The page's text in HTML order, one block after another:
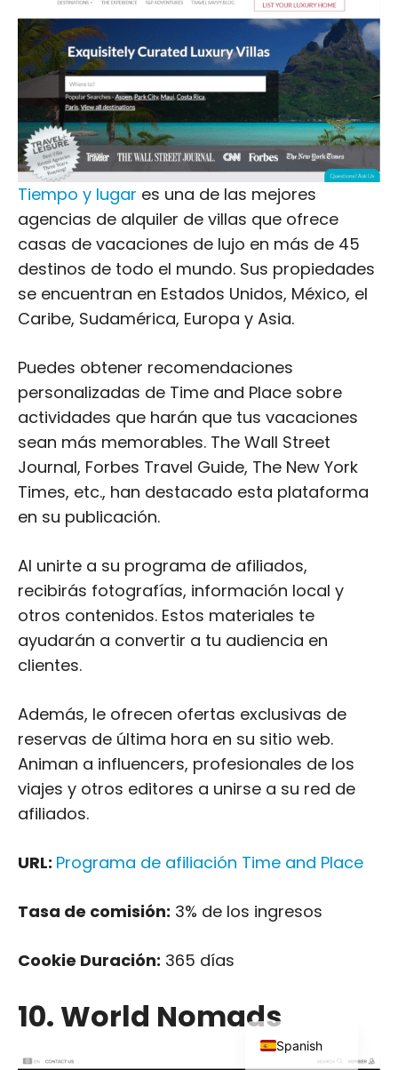
Tiempo y lugar es una de las mejores
agencias de alquiler de villas que ofrece
casas de vacaciones de lujo en más de 45
destinos de todo el mundo. Sus propiedades
se encuentran en Estados Unidos, México, el
Caribe, Sudamérica, Europa y Asia.
Puedes obtener recomendaciones
personalizadas de Time and Place sobre
actividades que harán que tus vacaciones
sean más memorables. The Wall Street
Journal, Forbes Travel Guide, The New York
Times, etc., han destacado esta plataforma
en su publicación.
Al unirte a su programa de afiliados,
recibirás fotografías, información local y
otros contenidos. Estos materiales te
ayudarán a convertir a tu audiencia en
clientes.
Además, le ofrecen ofertas exclusivas de
reservas de última hora en su sitio web.
Animan a influencers, profesionales de los
viajes y otros editores a unirse a su red de
afiliados.
URL: Programa de afiliación Time and Place
Tasa de comisión: 3% de los ingresos
Cookie Duración: 365 días
10. World Nomads
Spanish
English
Dutch